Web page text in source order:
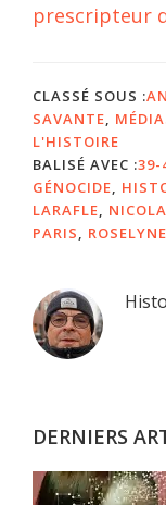
prescripteur
CLASSÉ SOUS :
SAVANTE
L'HISTOIRE
BALISÉ AVEC :39-
GÉNOCIDE
LARAFLE
PARIS
Barre
latérale
DERNIERS